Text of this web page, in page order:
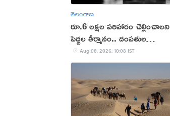
తెలంగాణ
రూ.6 లక్షల పరిహారం చెల్లించాలని
పెద్దల తీర్మానం.. దంపతుల
ఆత్మహత్యాయత్నం
Aug 08, 2026, 10:08 IST